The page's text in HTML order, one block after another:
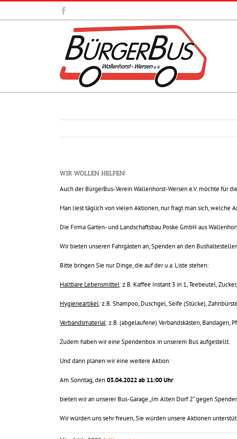
Zum
springen
WIR WOLLEN HELFEN!
Auch der BürgerBus-Verein Wallenhorst-Wersen e.V. möchte für
Man liest täglich von vielen Aktionen, nur fragt man sich, welche
Die Firma Garten- und Landschaftsbau Poske GmbH aus
Wir bieten unseren Fahrgästen an, Spenden an den
Bitte bringen Sie nur Dinge, die auf der u.a. Liste stehen:
Haltbare Lebensmittel: z.B. Kaffee Instant 3 in 1, Teebeutel,
Hygieneartikel: z.B. Shampoo, Duschgel, Seife (Stücke),
Verbandsmaterial: z.B. (abgelaufene) Verbandskästen, Bandagen,
Zudem haben wir eine Spendenbox in unserem Bus aufgestellt.
Und dann planen wir eine weitere Aktion:
Am Sonntag, den03.04.2022 ab 11:00 Uhr
bieten wir an unserer Bus-Garage „Im Alten Dorf 2“ gegen
Wir würden uns sehr freuen, Sie würden unsere Aktionen